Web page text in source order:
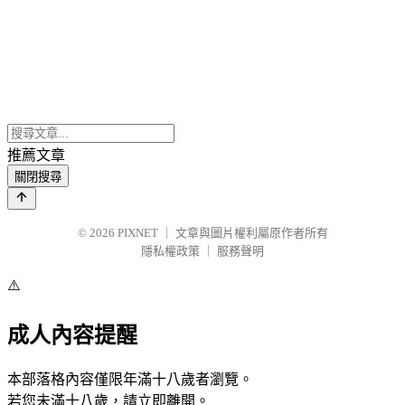
推薦文章
關閉搜尋
© 2026 PIXNET
文章與圖片權利屬原作者所有
隱私權政策
服務聲明
⚠️
成人內容提醒
本部落格內容僅限年滿十八歲者瀏覽。
若您未滿十八歲，請立即離開。